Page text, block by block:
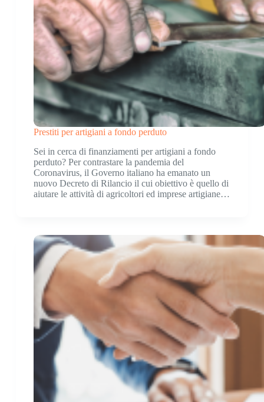
Prestiti per artigiani a fondo perduto
Sei in cerca di finanziamenti per artigiani a fondo
perduto? Per contrastare la pandemia del
Coronavirus, il Governo italiano ha emanato un
nuovo Decreto di Rilancio il cui obiettivo è quello di
aiutare le attività di agricoltori ed imprese artigiane…